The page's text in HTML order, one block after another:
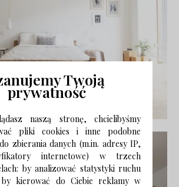
Twoją
prywatność
naszą stronę, chcielibyśmy
pliki cookies i inne podobne
zbierania danych (m.in. adresy IP,
internetowe) w trzech
by analizować statystyki ruchu
kierować do Ciebie reklamy w